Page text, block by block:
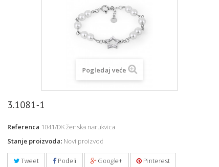
Pogledaj veće
3.1081-1
Referenca 1041/DK ženska narukvica
Stanje proizvoda: Novi proizvod
Tweet Podeli Google+ Pinterest